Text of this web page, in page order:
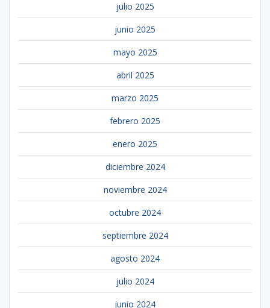
julio 2025
junio 2025
mayo 2025
abril 2025
marzo 2025
febrero 2025
enero 2025
diciembre 2024
noviembre 2024
octubre 2024
septiembre 2024
agosto 2024
julio 2024
junio 2024